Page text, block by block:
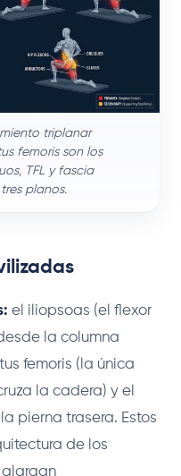
triplanar
femoris son los
TFL y fascia
planos.
el iliopsoas (el flexor
la columna
femoris (la única
la cadera) y el
pierna trasera. Estos
de los
alargan